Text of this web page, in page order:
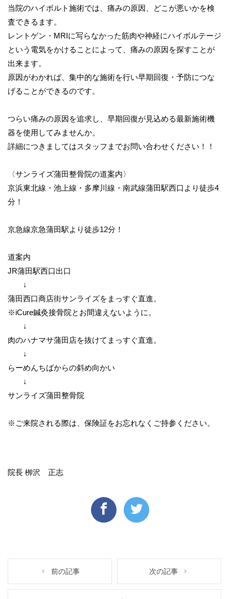
当院のハイボルト施術では、痛みの原因、どこが悪いかを検
査できるます。
レントゲン・MRIに写らなかった筋肉や神経にハイボルテージ
という電気をかけることによって、痛みの原因を探すことが
出来ます。
原因がわかれば、集中的な施術を行い早期回復・予防につな
げることができるのです。
つらい痛みの原因を追求し、早期回復が見込める最新施術機
器を使用してみませんか。
詳細につきましてはスタッフまでお問い合わせください！！
〈サンライズ蒲田整骨院の道案内〉
京浜東北線・池上線・多摩川線・南武線蒲田駅西口より徒歩4
分！
京急線京急蒲田駅より徒歩12分！
道案内
JR蒲田駅西口出口
↓
蒲田西口商店街サンライズをまっすぐ直進。
※iCure鍼灸接骨院とお間違えないように。
↓
肉のハナマサ蒲田店を抜けてまっすぐ直進。
↓
らーめんちばからの斜め向かい
↓
サンライズ蒲田整骨院
※ご来院される際は、保険証をお忘れなくご持参ください。
院長 栁沢 正志
前の記事 次の記事